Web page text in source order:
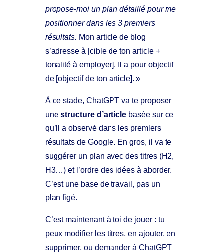
propose-moi un plan détaillé pour me
positionner dans les 3 premiers
résultats. Mon article de blog
s’adresse à [cible de ton article +
tonalité à employer]. Il a pour objectif
de [objectif de ton article]. »
À ce stade, ChatGPT va te proposer
unestructure d’article basée sur ce
qu’il a observé dans les premiers
résultats de Google. En gros, il va te
suggérer un plan avec des titres (H2,
H3…) et l’ordre des idées à aborder.
C’est une base de travail, pas un
plan figé.
C’est maintenant à toi de jouer : tu
peux modifier les titres, en ajouter, en
supprimer, ou demander à ChatGPT